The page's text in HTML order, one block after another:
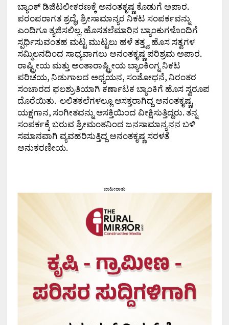
ಬ್ಯಾಂಕ್ ಡಿಜಿಟಲೀಕರಣಕ್ಕೆ ಅನಂತಕೃಷ್ಣ ಕೊಡುಗೆ ಅಪಾರ.
ಪರಂಪರಾಗತ ಶ್ರದ್ಧೆ, ಶ್ರೀಸಾಮಾನ್ಯರ ನಿಕಟ ಸಂಪರ್ಕವನ್ನು
ಎಂದಿಗೂ ತ್ಯಜಿಸಲಿಲ್ಲ. ಹೊಸತಲೆಮಾರಿನ ಬ್ಯಾಂಕುಗಳೊಂದಿಗೆ
ಸ್ಪರ್ಧಿಸುವಂತಹ ಮಟ್ಟ ಮುಟ್ಟಲು ಹಳೆ ತತ್ತ್ವ ಹೊಸ ಸತ್ವಗಳ
ಸಮ್ಮಿಲನದಿಂದ ಸಾಧ್ಯವಾಗಲು ಅನಂತಕೃಷ್ಣ ಪರಿಶ್ರಮ ಅಪಾರ.
ರಾಷ್ಟ್ರೀಯ ಮತ್ತು ಅಂತಾರಾಷ್ಟ್ರೀಯ ಬ್ಯಾಂಕಿಂಗ್ನ ನಿಕಟ
ಪರಿಚಯ, ನಿಡುಗಾಲದ ಅಧ್ಯಯನ, ಸಂಶೋಧನೆ, ನಿರಂತರ
ಸಂಚಾರದ ಫಲಶ್ರುತಿಯಾಗಿ ಕರ್ಣಾಟಕ ಬ್ಯಾಂಕಿಗೆ ಹೊಸ ಸ್ವರೂಪ
ದೊರೆಯಿತು. ಲಲಿತಕಲೆಗಳಲ್ಲೂ ಆಸಕ್ತರಾಗಿದ್ದ ಅನಂತಕೃಷ್ಣ,
ಯಕ್ಷಗಾನ, ಸಂಗೀತವನ್ನು ಆಸಕ್ತಿಯಿಂದ ವೀಕ್ಷಿಸುತ್ತಿದ್ದರು. ತನ್ನ
ಸಂಪರ್ಕಕ್ಕೆ ಬರುವ ಶ್ರೀಮಂತನಿಂದ ಜನಸಾಮಾನ್ಯನನ ಬಳಿ
ಸಮಾನವಾಗಿ ವ್ಯವಹರಿಸುತ್ತಿದ್ದ ಅನಂತಕೃಷ್ಣ ಸರಳತೆ
ಅನುಕರಣೀಯ.
ಜಾಹೀರಾತು